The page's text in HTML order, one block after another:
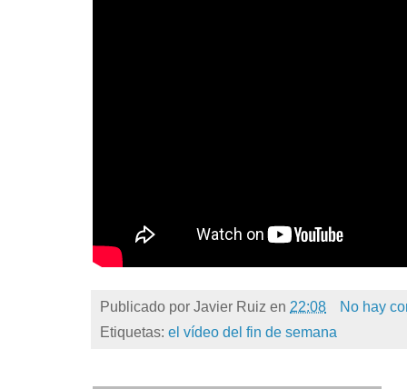
Publicado por Javier Ruiz en 22:08
No hay
Etiquetas: el vídeo del fin de semana